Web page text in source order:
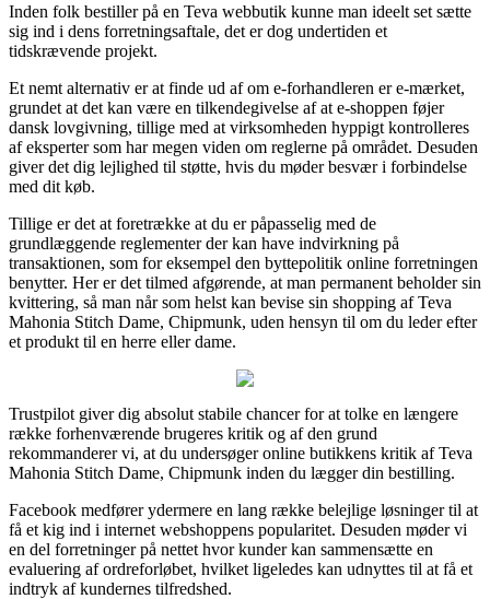
Inden folk bestiller på en Teva webbutik kunne man ideelt set sætte
sig ind i dens forretningsaftale, det er dog undertiden et
tidskrævende projekt.
Et nemt alternativ er at finde ud af om e-forhandleren er e-mærket,
grundet at det kan være en tilkendegivelse af at e-shoppen føjer
dansk lovgivning, tillige med at virksomheden hyppigt kontrolleres
af eksperter som har megen viden om reglerne på området. Desuden
giver det dig lejlighed til støtte, hvis du møder besvær i forbindelse
med dit køb.
Tillige er det at foretrække at du er påpasselig med de
grundlæggende reglementer der kan have indvirkning på
transaktionen, som for eksempel den byttepolitik online forretningen
benytter. Her er det tilmed afgørende, at man permanent beholder sin
kvittering, så man når som helst kan bevise sin shopping af Teva
Mahonia Stitch Dame, Chipmunk, uden hensyn til om du leder efter
et produkt til en herre eller dame.
Trustpilot giver dig absolut stabile chancer for at tolke en længere
række forhenværende brugeres kritik og af den grund
rekommanderer vi, at du undersøger online butikkens kritik af Teva
Mahonia Stitch Dame, Chipmunk inden du lægger din bestilling.
Facebook medfører ydermere en lang række belejlige løsninger til at
få et kig ind i internet webshoppens popularitet. Desuden møder vi
en del forretninger på nettet hvor kunder kan sammensætte en
evaluering af ordreforløbet, hvilket ligeledes kan udnyttes til at få et
indtryk af kundernes tilfredshed.